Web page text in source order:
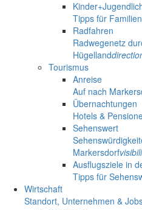
Tipps für Familien
Radfahren
Radwegenetz
Hügelland
Tourismus
Anreise
Auf nach
Übernachtungen
Hotels &
Sehenswert
Markersdorf
Ausflugsziele in
Tipps für
Wirtschaft
Standort, Unternehmen &